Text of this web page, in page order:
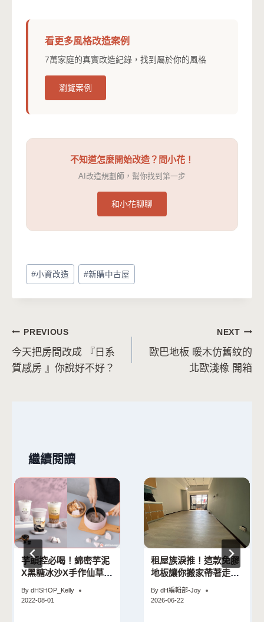
看更多風格改造案例
7萬家庭的真實改造紀錄，找到屬於你的風格
瀏覽案例
不知道怎麼開始改造？問小花！
AI改造規劃師，幫你找到第一步
和小花聊聊
Post
Tags:
#小資改造 #新購中古屋
文
章
PREVIOUS
今天把房間改成 『日系
質感房 』你說好不好？
NEXT
歐巴地板 暖木仿舊紋的
北歐淺橡 開箱
繼續閱讀
芋頭控必喝！綿密芋泥
X黑糖冰沙X手作仙草凍
奶露」即將上市
By dHSHOP_Kelly
2022-08-01
租屋族淚推！這款免膠
地板讓你搬家帶著走，
尼斯小木評價超狂
By dH編輯部-Joy
2026-06-22